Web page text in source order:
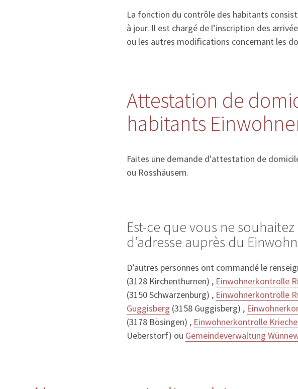
La fonction du contrôle des habitants
à jour. Il est chargé de l’inscription des
ou les autres modifications concernant les
Attestation de
habitants
Faites une demande d'attestation de
ou Rosshäusern.
Est-ce que vous ne
d’adresse auprès du
D’autres personnes ont commandé le
(3128 Kirchenthurnen) , Einwohnerkontrolle
(3150 Schwarzenburg) , Einwohnerkontrolle
Guggisberg (3158 Guggisberg) ,
(3178 Bösingen) , Einwohnerkontrolle
Ueberstorf) ou Gemeindeverwaltung